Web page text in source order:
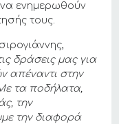
ενημερωθούν
τους.
δράσεις μας για
απέναντι στην
τα ποδήλατα,
την
την διαφορά